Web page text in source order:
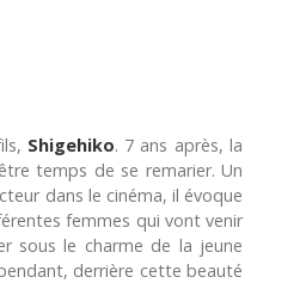
Shigehiko. 7 ans après, la
temps de se remarier. Un
dans le cinéma, il évoque
femmes qui vont venir
sous le charme de la jeune
derrière cette beauté